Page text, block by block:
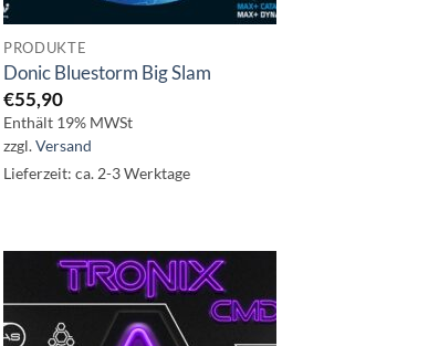
PRODUKTE
Donic Bluestorm Big Slam
€55,90
Enthält 19% MWSt
zzgl.Versand
Lieferzeit: ca. 2-3 Werktage